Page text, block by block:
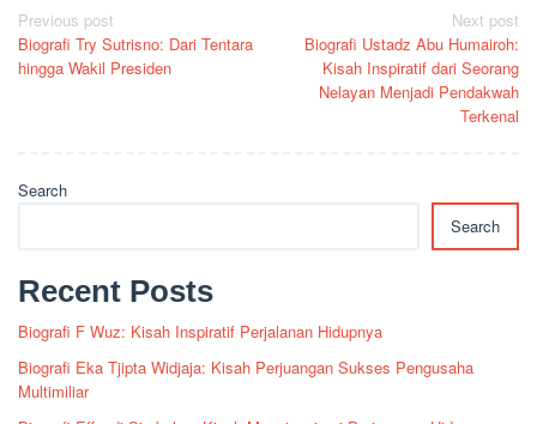
Post
navigation
Previous post
Biografi Try Sutrisno: Dari Tentara
hingga Wakil Presiden
Next post
Biografi Ustadz Abu Humairoh:
Kisah Inspiratif dari Seorang
Nelayan Menjadi Pendakwah
Terkenal
Search
Search
Recent Posts
Biografi F Wuz: Kisah Inspiratif Perjalanan Hidupnya
Biografi Eka Tjipta Widjaja: Kisah Perjuangan Sukses Pengusaha
Multimiliar